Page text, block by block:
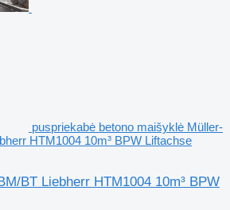
puspriekabė betono maišyklė Müller-
HTM1004 10m³ BPW Liftachse
BT Liebherr HTM1004 10m³ BPW